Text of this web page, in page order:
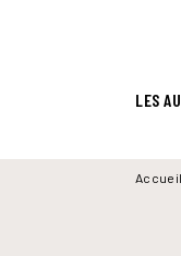
LES
Accueil